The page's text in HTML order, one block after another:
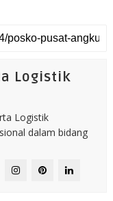
Logistik
Logistik
dalam bidang